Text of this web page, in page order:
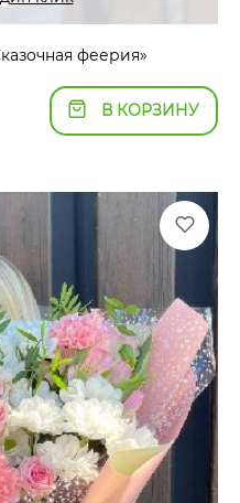
феерия»
В КОРЗИНУ